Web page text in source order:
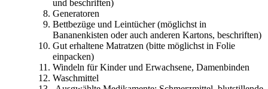
und beschriften)
Generatoren
Bettbezüge und Leintücher (möglichst in
Bananenkisten oder auch anderen Kartons, beschriften)
Gut erhaltene Matratzen (bitte möglichst in Folie
einpacken)
Windeln für Kinder und Erwachsene, Damenbinden
Waschmittel